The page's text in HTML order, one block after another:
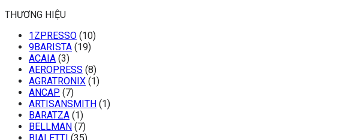
THƯƠNG HIỆU
1ZPRESSO (10)
9BARISTA (19)
ACAIA (3)
AEROPRESS (8)
AGRATRONIX (1)
ANCAP (7)
ARTISANSMITH (1)
BARATZA (1)
BELLMAN (7)